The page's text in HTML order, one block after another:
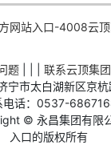
网站入口-4008云
题
联系云顶集
宁市太白湖新区京
电话：0537-
© 永昌集团有限
入口的版权所有